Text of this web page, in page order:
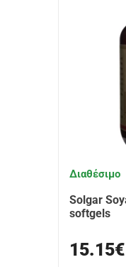
Διαθέσιμο
Solgar
softgels
15.15€